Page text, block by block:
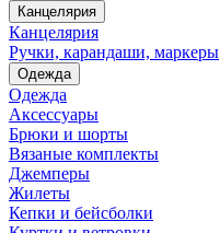
Канцелярия
Канцелярия
Ручки, карандаши, маркеры
Одежда
Одежда
Аксессуары
Брюки и шорты
Вязаные комплекты
Джемперы
Жилеты
Кепки и бейсболки